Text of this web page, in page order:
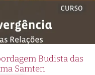
Budista das
Samten